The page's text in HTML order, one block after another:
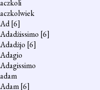
aczkoli
aczkolwiek
Ad[6]
Adadżissimo [6]
Adadżjo [6]
Adagio
Adagissimo
adam
Adam[6]